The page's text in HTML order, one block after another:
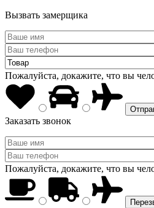
Вызвать замерщика
Пожалуйста, докажите, что вы
Заказать звонок
Пожалуйста, докажите, что вы